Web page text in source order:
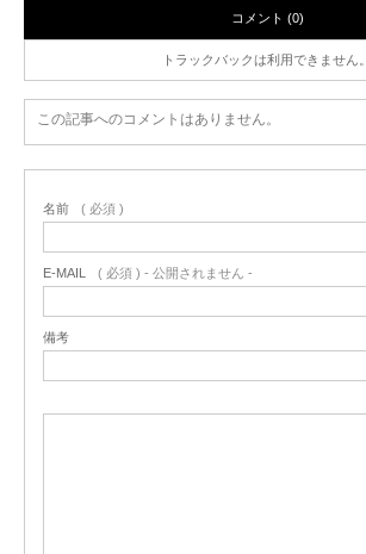
コメント (0)
トラックバックは利用できません。
この記事へのコメントはありません。
名前 ( 必須 )
E-MAIL ( 必須 ) - 公開されません -
備考